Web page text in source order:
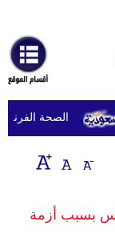
أخبارعاجلة
رياضة
ثقافة
إقتصاد
وموسيقى
الصحة الفرنسية
بسبب أزمة